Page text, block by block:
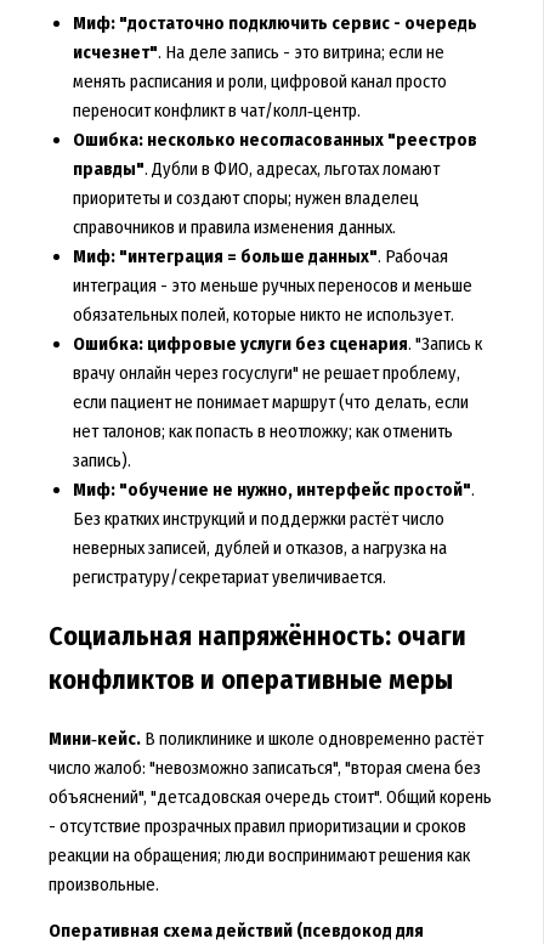
Миф: "достаточно подключить сервис - очередь
исчезнет". На деле запись - это витрина; если не
менять расписания и роли, цифровой канал просто
переносит конфликт в чат/колл‑центр.
Ошибка: несколько несогласованных "реестров
правды". Дубли в ФИО, адресах, льготах ломают
приоритеты и создают споры; нужен владелец
справочников и правила изменения данных.
Миф: "интеграция = больше данных". Рабочая
интеграция - это меньше ручных переносов и меньше
обязательных полей, которые никто не использует.
Ошибка: цифровые услуги без сценария. "Запись к
врачу онлайн через госуслуги" не решает проблему,
если пациент не понимает маршрут (что делать, если
нет талонов; как попасть в неотложку; как отменить
запись).
Миф: "обучение не нужно, интерфейс простой".
Без кратких инструкций и поддержки растёт число
неверных записей, дублей и отказов, а нагрузка на
регистратуру/секретариат увеличивается.
Социальная напряжённость: очаги
конфликтов и оперативные меры
Мини‑кейс.В поликлинике и школе одновременно растёт
число жалоб: "невозможно записаться", "вторая смена без
объяснений", "детсадовская очередь стоит". Общий корень
- отсутствие прозрачных правил приоритизации и сроков
реакции на обращения; люди воспринимают решения как
произвольные.
Оперативная схема действий (псевдокод для